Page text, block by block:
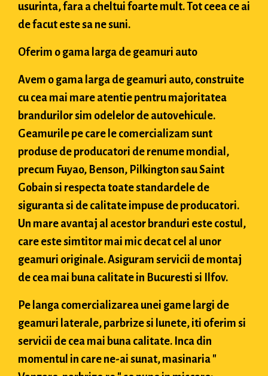
usurinta, fara a cheltui foarte mult. Tot ceea ce ai
de facut este sa ne suni.
Oferim o gama larga de geamuri auto
Avem o gama larga de geamuri auto, construite
cu cea mai mare atentie pentru majoritatea
brandurilor sim odelelor de autovehicule.
Geamurile pe care le comercializam sunt
produse de producatori de renume mondial,
precum Fuyao, Benson, Pilkington sau Saint
Gobain si respecta toate standardele de
siguranta si de calitate impuse de producatori.
Un mare avantaj al acestor branduri este costul,
care este simtitor mai mic decat cel al unor
geamuri originale. Asiguram servicii de montaj
de cea mai buna calitate in Bucuresti si Ilfov.
Pe langa comercializarea unei game largi de
geamuri laterale, parbrize si lunete, iti oferim si
servicii de cea mai buna calitate. Inca din
momentul in care ne-ai sunat, masinaria "